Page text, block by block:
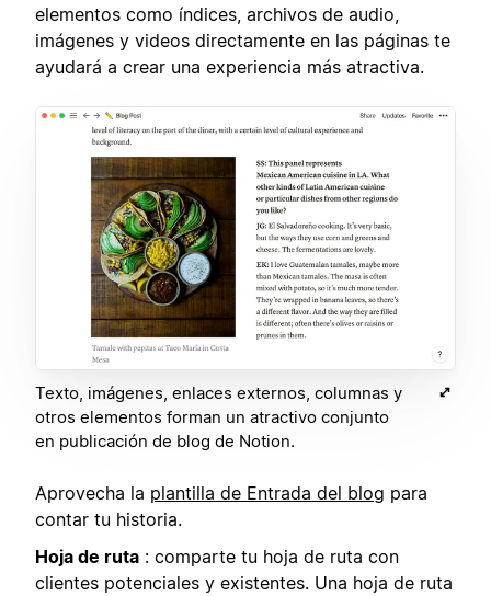
elementos como índices, archivos de audio,
imágenes y videos directamente en las páginas te
ayudará a crear una experiencia más atractiva.
Texto, imágenes, enlaces externos, columnas y
otros elementos forman un atractivo conjunto
en publicación de blog de Notion.
Aprovecha la plantilla de Entrada del blog para
contar tu historia.
Hoja de ruta : comparte tu hoja de ruta con
clientes potenciales y existentes. Una hoja de ruta